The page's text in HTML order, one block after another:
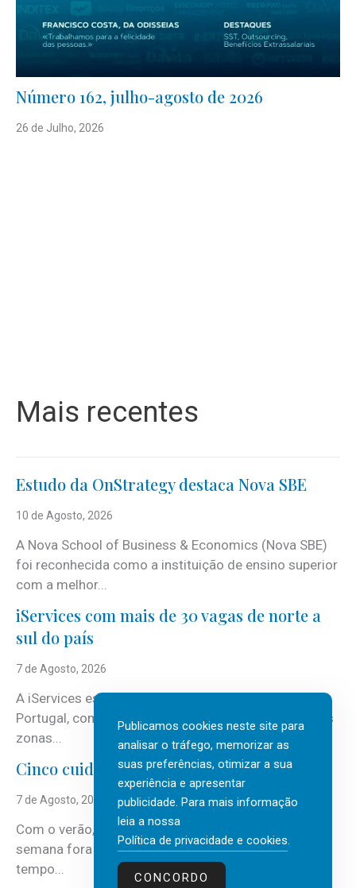
Número 162, julho-agosto de 2026
26 de Julho, 2026
Mais recentes
Estudo da OnStrategy destaca Nova SBE
10 de Agosto, 2026
A Nova School of Business & Economics (Nova SBE)
foi reconhecida como a instituição de ensino superior
com a melhor...
iServices com mais de 30 vagas de norte a
sul do país
7 de Agosto, 2026
A iServices está a reforçar as suas equipas em
Portugal, com mais de 30 vagas em aberto em várias
zonas...
Cinco cuidados a ter em casa antes de sair
7 de Agosto, 2026
Com o verão, chegam também as férias, os fins-de-
semana fora e os dias em que a casa fica mais
tempo...
Publicamos cookies neste site para
analisar o tráfego, memorizar as
suas preferências, otimizar a sua
experiência e apresentar
publicidade. Para mais informação
leia a nossa
Política de privacidade e cookies.
CONCORDO